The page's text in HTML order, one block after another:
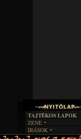
TAJTÉKOS LAPOK
ZENE
EGYÜTTESEK
ÍRÁSOK